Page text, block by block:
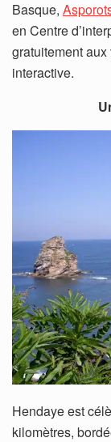
Basque,
en Centre
gratuitement
interactive.
Hendaye est
kilomètres,